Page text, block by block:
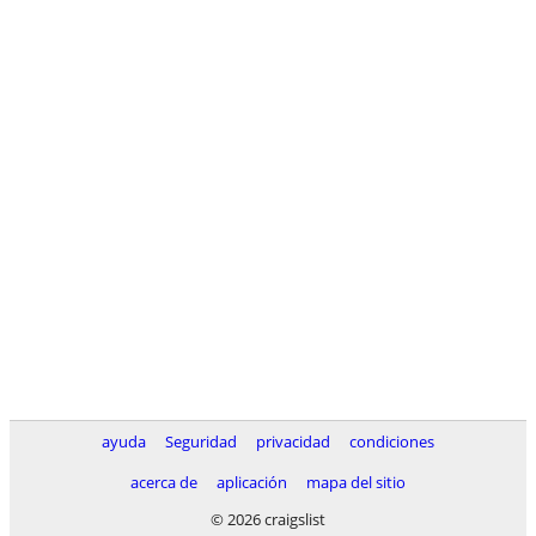
ayuda Seguridad privacidad
condiciones
acerca de
aplicación
mapa del sitio
© 2026 craigslist